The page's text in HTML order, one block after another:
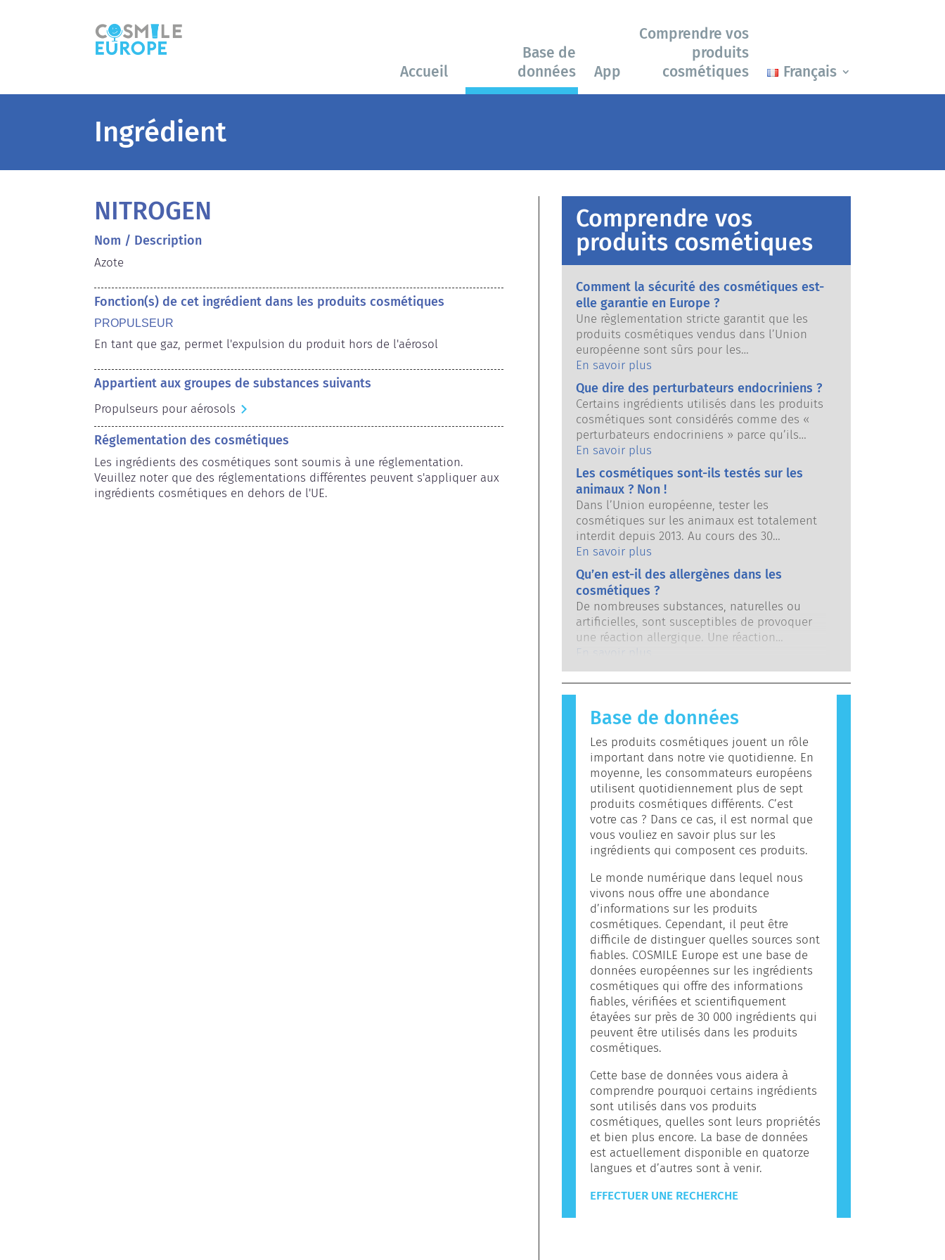
Accueil
Base de
données
App
Comprendre vos
produits
cosmétiques
Français
Ingrédient
NITROGEN
Nom / Description
Azote
Fonction(s) de cet ingrédient dans les produits cosmétiques
PROPULSEUR
En tant que gaz, permet l'expulsion du produit hors de l'aérosol
Appartient aux groupes de substances suivants
Propulseurs pour aérosols
Réglementation des cosmétiques
Les ingrédients des cosmétiques sont soumis à une réglementation.
Veuillez noter que des réglementations différentes peuvent s'appliquer aux
ingrédients cosmétiques en dehors de l'UE.
Comprendre vos
produits cosmétiques
Comment la sécurité des cosmétiques est-
elle garantie en Europe ?
Une règlementation stricte garantit que les
produits cosmétiques vendus dans l’Union
européenne sont sûrs pour les
consommateurs. Les entreprises et les
autorités réglementaires nationales et
européennes se partagent la responsabilité
d’assurer la sécurité des produits
cosmétiques.
En savoir plus
Que dire des perturbateurs endocriniens ?
Certains ingrédients utilisés dans les produits
cosmétiques sont considérés comme des «
perturbateurs endocriniens » parce qu’ils
sont susceptibles d’imiter certaines
propriétés de nos hormones. Ce n’est pas
parce qu’un produit peut imiter une hormone
qu’il perturbera nécessairement notre
système endocrinien. De nombreuses
substances, y compris naturelles, imitent les
hormones, mais très peu d’entre elles, et il
s’agit principalement de médicaments
puissants, se sont révélées capables de
perturber le système endocrinien. Les
évaluations rigoureuses de la sécurité des
produits cosmétiques effectuées par des
experts scientifiques qualifiés, que les
entreprises sont légalement tenues de
envisageables, y compris une perturbation
endocrinienne potentielle.
En savoir plus
Les cosmétiques sont-ils testés sur les
animaux ? Non !
Dans l’Union européenne, tester les
cosmétiques sur les animaux est totalement
interdit depuis 2013. Au cours des 30
dernières années, bien avant qu’une
interdiction ne soit mise en place, l’industrie
cosmétique a investi dans la recherche et le
développement sur les méthodes alternatives
à l’expérimentation animale pour évaluer la
sécurité des ingrédients et des produits
cosmétiques.
En savoir plus
Qu’en est-il des allergènes dans les
cosmétiques ?
De nombreuses substances, naturelles ou
artificielles, sont susceptibles de provoquer
une réaction allergique. Une réaction
allergique se produit lorsque le système
immunitaire d’une personne réagit à des
substances qui sont inoffensives pour la
plupart des gens. Une substance qui
provoque une réaction allergique est appelée
contenir des ingrédients qui peuvent être des
allergènes pour certaines personnes. Cela ne
signifie pas que le produit n’est pas sûr pour
les autres.
En savoir plus
Base de données
Les produits cosmétiques jouent un rôle
important dans notre vie quotidienne. En
moyenne, les consommateurs européens
utilisent quotidiennement plus de sept
produits cosmétiques différents. C’est
votre cas ? Dans ce cas, il est normal que
vous vouliez en savoir plus sur les
ingrédients qui composent ces produits.
Le monde numérique dans lequel nous
vivons nous offre une abondance
d’informations sur les produits
cosmétiques. Cependant, il peut être
difficile de distinguer quelles sources sont
fiables. COSMILE Europe est une base de
données européennes sur les ingrédients
cosmétiques qui offre des informations
fiables, vérifiées et scientifiquement
étayées sur près de 30 000 ingrédients qui
peuvent être utilisés dans les produits
cosmétiques.
Cette base de données vous aidera à
comprendre pourquoi certains ingrédients
sont utilisés dans vos produits
cosmétiques, quelles sont leurs propriétés
et bien plus encore. La base de données
est actuellement disponible en quatorze
langues et d’autres sont à venir.
EFFECTUER UNE RECHERCHE